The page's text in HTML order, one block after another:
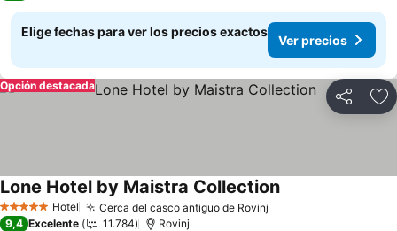
Elige fechas para ver los precios exactos
Ver precios
Compartir
Opción destacada
5 Estrellas Hotel Cerca del casco antiguo de Rovinj
Lone Hotel by Maistra Collection
9,4 Excelente 11.784 Rovinj